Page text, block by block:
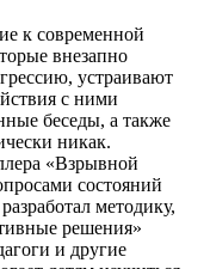
к современной
внезапно
устраивают
с ними
беседы, а также
никак.
«Взрывной
состояний
методику,
решения»
и другие